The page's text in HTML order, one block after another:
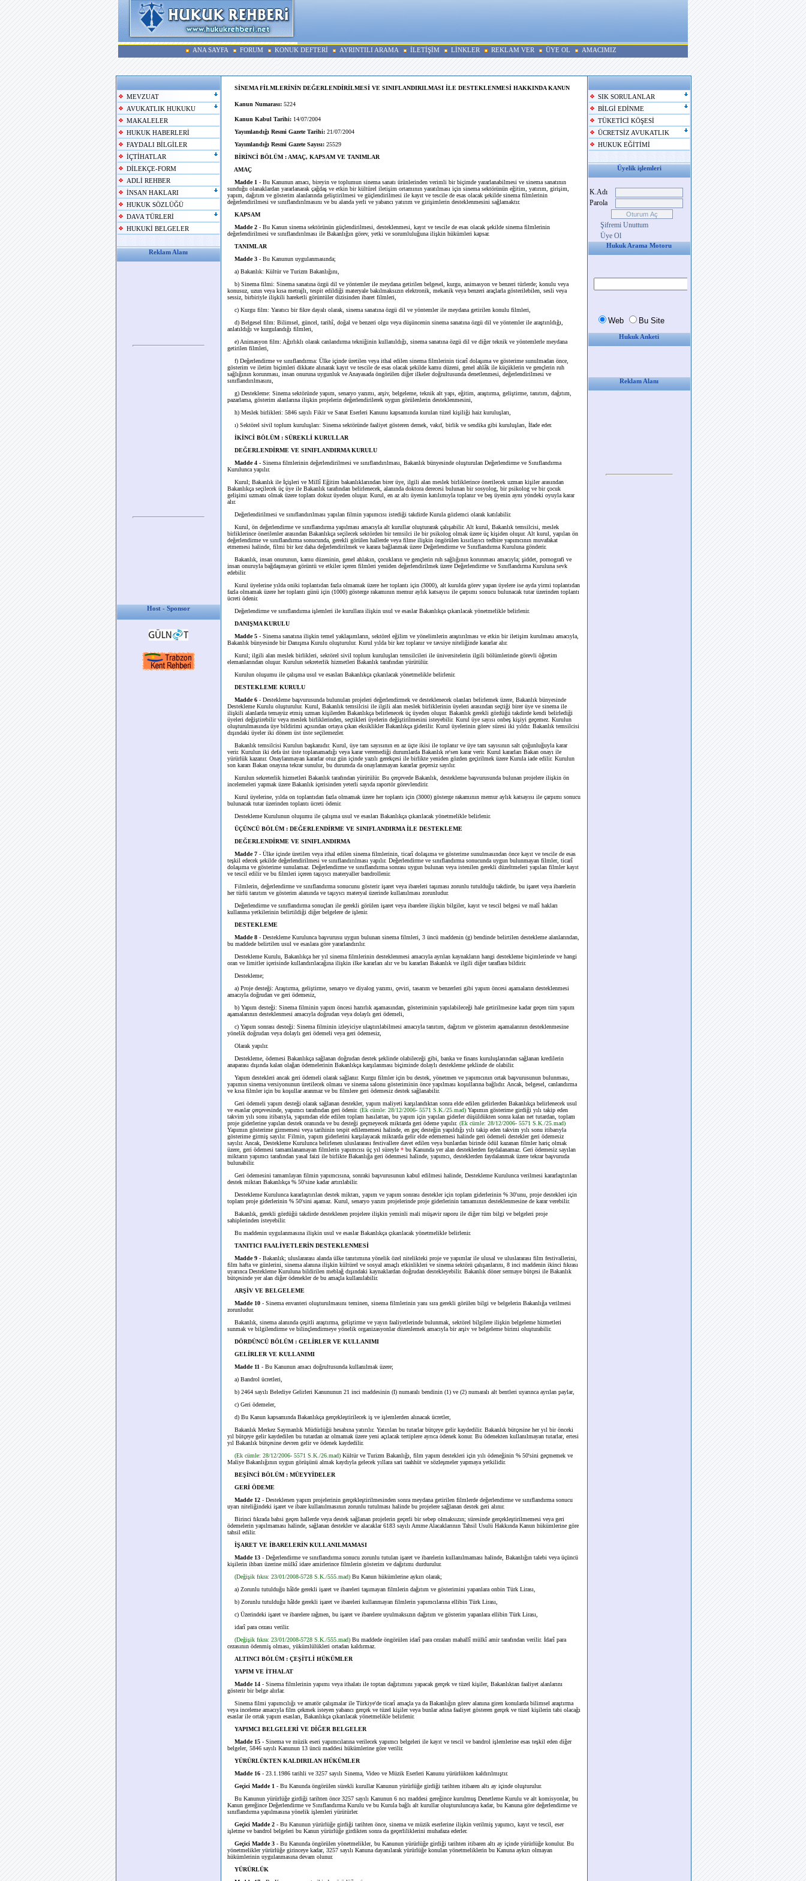
ANA SAYFA FORUM KONUK DEFTERİ AYRINTILI ARAMA İLETİŞİM LİNKLER REKLAM VER ÜYE OL AMACIMIZ
MEVZUAT
AVUKATLIK HUKUKU
MAKALELER
HUKUK HABERLERİ
FAYDALI BİLGİLER
İÇTİHATLAR
DİLEKÇE-FORM
ADLİ REHBER
İNSAN HAKLARI
HUKUK SÖZLÜĞÜ
DAVA TÜRLERİ
HUKUKİ BELGELER
Reklam Alanı
Host - Sponsor
SİNEMA FİLMLERİNİN DEĞERLENDİRİLMESİ VE SINIFLANDIRILMASI İLE DESTEKLENMESİ HAKKINDA KANUN
Kanun Numarası: 5224
Kanun Kabul Tarihi: 14/07/2004
Yayımlandığı Resmi Gazete Tarihi: 21/07/2004
Yayımlandığı Resmi Gazete Sayısı: 25529
BİRİNCİ BÖLÜM : AMAÇ, KAPSAM VE TANIMLAR
AMAÇ
Madde 1 - Bu Kanunun amacı, bireyin ve toplumun sinema sanatı ürünlerinden verimli bir biçimde yararlanabilmesi ve sinema sanatının
sunduğu olanaklardan yararlanarak çağdaş ve etkin bir kültürel iletişim ortamının yaratılması için sinema sektörünün eğitim, yatırım, girişim,
yapım, dağıtım ve gösterim alanlarında geliştirilmesi ve güçlendirilmesi ile kayıt ve tescile de esas olacak şekilde sinema filmlerinin
değerlendirilmesi ve sınıflandırılmasını ve bu alanda yerli ve yabancı yatırım ve girişimlerin desteklenmesini sağlamaktır.
KAPSAM
Madde 2 - Bu Kanun sinema sektörünün güçlendirilmesi, desteklenmesi, kayıt ve tescile de esas olacak şekilde sinema filmlerinin
değerlendirilmesi ve sınıflandırılması ile Bakanlığın görev, yetki ve sorumluluğuna ilişkin hükümleri kapsar.
TANIMLAR
Madde 3 - Bu Kanunun uygulanmasında;
a) Bakanlık: Kültür ve Turizm Bakanlığını,
b) Sinema filmi: Sinema sanatına özgü dil ve yöntemler ile meydana getirilen belgesel, kurgu, animasyon ve benzeri türlerde; konulu veya
konusuz, uzun veya kısa metrajlı, tespit edildiği materyale bakılmaksızın elektronik, mekanik veya benzeri araçlarla gösterilebilen, sesli veya
sessiz, birbiriyle ilişkili hareketli görüntüler dizisinden ibaret filmleri,
c) Kurgu film: Yaratıcı bir fikre dayalı olarak, sinema sanatına özgü dil ve yöntemler ile meydana getirilen konulu filmleri,
d) Belgesel film: Bilimsel, güncel, tarihî, doğal ve benzeri olgu veya düşüncenin sinema sanatına özgü dil ve yöntemler ile araştırıldığı,
anlatıldığı ve kurgulandığı filmleri,
e) Animasyon film: Ağırlıklı olarak canlandırma tekniğinin kullanıldığı, sinema sanatına özgü dil ve diğer teknik ve yöntemlerle meydana
getirilen filmleri,
f) Değerlendirme ve sınıflandırma: Ülke içinde üretilen veya ithal edilen sinema filmlerinin ticarî dolaşıma ve gösterime sunulmadan önce,
gösterim ve iletim biçimleri dikkate alınarak kayıt ve tescile de esas olacak şekilde kamu düzeni, genel ahlâk ile küçüklerin ve gençlerin ruh
sağlığının korunması, insan onuruna uygunluk ve Anayasada öngörülen diğer ilkeler doğrultusunda denetlenmesi, değerlendirilmesi ve
sınıflandırılmasını,
g) Destekleme: Sinema sektöründe yapım, senaryo yazımı, arşiv, belgeleme, teknik alt yapı, eğitim, araştırma, geliştirme, tanıtım, dağıtım,
pazarlama, gösterim alanlarına ilişkin projelerin değerlendirilerek uygun görülenlerin desteklenmesini,
h) Meslek birlikleri: 5846 sayılı Fikir ve Sanat Eserleri Kanunu kapsamında kurulan tüzel kişiliği haiz kuruluşları,
ı) Sektörel sivil toplum kuruluşları: Sinema sektöründe faaliyet gösteren dernek, vakıf, birlik ve sendika gibi kuruluşları, İfade eder.
İKİNCİ BÖLÜM : SÜREKLİ KURULLAR
DEĞERLENDİRME VE SINIFLANDIRMA KURULU
Madde 4 - Sinema filmlerinin değerlendirilmesi ve sınıflandırılması, Bakanlık bünyesinde oluşturulan Değerlendirme ve Sınıflandırma
Kurulunca yapılır.
Kurul; Bakanlık ile İçişleri ve Millî Eğitim bakanlıklarından birer üye, ilgili alan meslek birliklerince önerilecek uzman kişiler arasından
Bakanlıkça seçilecek üç üye ile Bakanlık tarafından belirlenecek, alanında doktora derecesi bulunan bir sosyolog, bir psikolog ve bir çocuk
gelişimi uzmanı olmak üzere toplam dokuz üyeden oluşur. Kurul, en az altı üyenin katılımıyla toplanır ve beş üyenin aynı yöndeki oyuyla karar
alır.
Değerlendirilmesi ve sınıflandırılması yapılan filmin yapımcısı istediği takdirde Kurula gözlemci olarak katılabilir.
Kurul, ön değerlendirme ve sınıflandırma yapılması amacıyla alt kurullar oluşturarak çalışabilir. Alt kurul, Bakanlık temsilcisi, meslek
birliklerince önerilenler arasından Bakanlıkça seçilecek sektörden bir temsilci ile bir psikolog olmak üzere üç kişiden oluşur. Alt kurul, yapılan ön
değerlendirme ve sınıflandırma sonucunda, gerekli görülen hallerde veya filme ilişkin öngörülen kısıtlayıcı tedbire yapımcının muvafakat
etmemesi halinde, filmi bir kez daha değerlendirilmek ve karara bağlanmak üzere Değerlendirme ve Sınıflandırma Kuruluna gönderir.
Bakanlık, insan onurunun, kamu düzeninin, genel ahlakın, çocukların ve gençlerin ruh sağlığının korunması amacıyla; şiddet, pornografi ve
insan onuruyla bağdaşmayan görüntü ve etkiler içeren filmleri yeniden değerlendirilmek üzere Değerlendirme ve Sınıflandırma Kuruluna sevk
edebilir.
Kurul üyelerine yılda oniki toplantıdan fazla olmamak üzere her toplantı için (3000), alt kurulda görev yapan üyelere ise ayda yirmi toplantıdan
fazla olmamak üzere her toplantı günü için (1000) gösterge rakamının memur aylık katsayısı ile çarpımı sonucu bulunacak tutar üzerinden toplantı
ücreti ödenir.
Değerlendirme ve sınıflandırma işlemleri ile kurullara ilişkin usul ve esaslar Bakanlıkça çıkarılacak yönetmelikle belirlenir.
DANIŞMA KURULU
Madde 5 - Sinema sanatına ilişkin temel yaklaşımların, sektörel eğilim ve yönelimlerin araştırılması ve etkin bir iletişim kurulması amacıyla,
Bakanlık bünyesinde bir Danışma Kurulu oluşturulur. Kurul yılda bir kez toplanır ve tavsiye niteliğinde kararlar alır.
Kurul; ilgili alan meslek birlikleri, sektörel sivil toplum kuruluşları temsilcileri ile üniversitelerin ilgili bölümlerinde görevli öğretim
elemanlarından oluşur. Kurulun sekreterlik hizmetleri Bakanlık tarafından yürütülür.
Kurulun oluşumu ile çalışma usul ve esasları Bakanlıkça çıkarılacak yönetmelikle belirlenir.
DESTEKLEME KURULU
Madde 6 - Destekleme başvurusunda bulunulan projeleri değerlendirmek ve desteklenecek olanları belirlemek üzere, Bakanlık bünyesinde
Destekleme Kurulu oluşturulur. Kurul, Bakanlık temsilcisi ile ilgili alan meslek birliklerinin üyeleri arasından seçtiği birer üye ve sinema ile
ilişkili alanlarda temayüz etmiş uzman kişilerden Bakanlıkça belirlenecek üç üyeden oluşur. Bakanlık gerekli gördüğü takdirde kendi belirlediği
üyeleri değiştirebilir veya meslek birliklerinden, seçtikleri üyelerin değiştirilmesini isteyebilir. Kurul üye sayısı onbeş kişiyi geçemez. Kurulun
oluşturulmasında üye bildirimi açısından ortaya çıkan eksiklikler Bakanlıkça giderilir. Kurul üyelerinin görev süresi iki yıldır. Bakanlık temsilcisi
dışındaki üyeler iki dönem üst üste seçilemezler.
Bakanlık temsilcisi Kurulun başkanıdır. Kurul, üye tam sayısının en az üçte ikisi ile toplanır ve üye tam sayısının salt çoğunluğuyla karar
verir. Kurulun iki defa üst üste toplanamadığı veya karar veremediği durumlarda Bakanlık re'sen karar verir. Kurul kararları Bakan onayı ile
yürürlük kazanır. Onaylanmayan kararlar otuz gün içinde yazılı gerekçesi ile birlikte yeniden gözden geçirilmek üzere Kurula iade edilir. Kurulun
son kararı Bakan onayına tekrar sunulur, bu durumda da onaylanmayan kararlar geçersiz sayılır.
Kurulun sekreterlik hizmetleri Bakanlık tarafından yürütülür. Bu çerçevede Bakanlık, destekleme başvurusunda bulunan projelere ilişkin ön
incelemeleri yapmak üzere Bakanlık içerisinden yeterli sayıda raportör görevlendirir.
Kurul üyelerine, yılda on toplantıdan fazla olmamak üzere her toplantı için (3000) gösterge rakamının memur aylık katsayısı ile çarpımı sonucu
bulunacak tutar üzerinden toplantı ücreti ödenir.
Destekleme Kurulunun oluşumu ile çalışma usul ve esasları Bakanlıkça çıkarılacak yönetmelikle belirlenir.
ÜÇÜNCÜ BÖLÜM : DEĞERLENDİRME VE SINIFLANDIRMA İLE DESTEKLEME
DEĞERLENDİRME VE SINIFLANDIRMA
Madde 7 - Ülke içinde üretilen veya ithal edilen sinema filmlerinin, ticarî dolaşıma ve gösterime sunulmasından önce kayıt ve tescile de esas
teşkil edecek şekilde değerlendirilmesi ve sınıflandırılması yapılır. Değerlendirme ve sınıflandırma sonucunda uygun bulunmayan filmler, ticarî
dolaşıma ve gösterime sunulamaz. Değerlendirme ve sınıflandırma sonrası uygun bulunan veya istenilen gerekli düzeltmeleri yapılan filmler kayıt
ve tescil edilir ve bu filmleri içeren taşıyıcı materyaller bandrollenir.
Filmlerin, değerlendirme ve sınıflandırma sonucunu gösterir işaret veya ibareleri taşıması zorunlu tutulduğu takdirde, bu işaret veya ibarelerin
her türlü tanıtım ve gösterim alanında ve taşıyıcı materyal üzerinde kullanılması zorunludur.
Değerlendirme ve sınıflandırma sonuçları ile gerekli görülen işaret veya ibarelere ilişkin bilgiler, kayıt ve tescil belgesi ve malî hakları
kullanma yetkilerinin belirtildiği diğer belgelere de işlenir.
DESTEKLEME
Madde 8 - Destekleme Kurulunca başvurusu uygun bulunan sinema filmleri, 3 üncü maddenin (g) bendinde belirtilen destekleme alanlarından,
bu maddede belirtilen usul ve esaslara göre yararlandırılır.
Destekleme Kurulu, Bakanlıkça her yıl sinema filmlerinin desteklenmesi amacıyla ayrılan kaynakların hangi destekleme biçimlerinde ve hangi
oran ve limitler içerisinde kullandırılacağına ilişkin ilke kararları alır ve bu kararları Bakanlık ve ilgili diğer taraflara bildirir.
Destekleme;
a) Proje desteği: Araştırma, geliştirme, senaryo ve diyalog yazımı, çeviri, tasarım ve benzerleri gibi yapım öncesi aşamaların desteklenmesi
amacıyla doğrudan ve geri ödemesiz,
b) Yapım desteği: Sinema filminin yapım öncesi hazırlık aşamasından, gösteriminin yapılabileceği hale getirilmesine kadar geçen tüm yapım
aşamalarının desteklenmesi amacıyla doğrudan veya dolaylı geri ödemeli,
c) Yapım sonrası desteği: Sinema filminin izleyiciye ulaştırılabilmesi amacıyla tanıtım, dağıtım ve gösterim aşamalarının desteklenmesine
yönelik doğrudan veya dolaylı geri ödemeli veya geri ödemesiz,
Olarak yapılır.
Destekleme, ödemesi Bakanlıkça sağlanan doğrudan destek şeklinde olabileceği gibi, banka ve finans kuruluşlarından sağlanan kredilerin
anaparası dışında kalan olağan ödemelerinin Bakanlıkça karşılanması biçiminde dolaylı destekleme şeklinde de olabilir.
Yapım destekleri ancak geri ödemeli olarak sağlanır. Kurgu filmler için bu destek, yönetmen ve yapımcının ortak başvurusunun bulunması,
yapımın sinema versiyonunun üretilecek olması ve sinema salonu gösteriminin önce yapılması koşullarına bağlıdır. Ancak, belgesel, canlandırma
ve kısa filmler için bu koşullar aranmaz ve bu filmlere geri ödemesiz destek sağlanabilir.
Geri ödemeli yapım desteği olarak sağlanan destekler, yapım maliyeti karşılandıktan sonra elde edilen gelirlerden Bakanlıkça belirlenecek usul
ve esaslar çerçevesinde, yapımcı tarafından geri ödenir. (Ek cümle: 28/12/2006- 5571 S.K./25.mad) Yapımın gösterime girdiği yılı takip eden
takvim yılı sonu itibarıyla, yapımdan elde edilen toplam hasılattan, bu yapım için yapılan giderler düşüldükten sonra kalan net tutardan, toplam
proje giderlerine yapılan destek oranında ve bu desteği geçmeyecek miktarda geri ödeme yapılır. (Ek cümle: 28/12/2006- 5571 S.K./25.mad)
Yapımın gösterime girmemesi veya tarihinin tespit edilememesi halinde, en geç desteğin yapıldığı yılı takip eden takvim yılı sonu itibarıyla
gösterime girmiş sayılır. Filmin, yapım giderlerini karşılayacak miktarda gelir elde edememesi halinde geri ödemeli destekler geri ödemesiz
sayılır. Ancak, Destekleme Kurulunca belirlenen uluslararası festivallere davet edilen veya bunlardan birinde ödül kazanan filmler hariç olmak
üzere, geri ödemesi tamamlanamayan filmlerin yapımcısı üç yıl süreyle * bu Kanunda yer alan desteklerden faydalanamaz. Geri ödemesiz sayılan
miktarın yapımcı tarafından yasal faizi ile birlikte Bakanlığa geri ödenmesi halinde, yapımcı, desteklerden faydalanmak üzere tekrar başvuruda
bulunabilir.
Geri ödemesini tamamlayan filmin yapımcısına, sonraki başvurusunun kabul edilmesi halinde, Destekleme Kurulunca verilmesi kararlaştırılan
destek miktarı Bakanlıkça % 50'sine kadar artırılabilir.
Destekleme Kurulunca kararlaştırılan destek miktarı, yapım ve yapım sonrası destekler için toplam giderlerinin % 30'unu, proje destekleri için
toplam proje giderlerinin % 50'sini aşamaz. Kurul, senaryo yazım projelerinde proje giderlerinin tamamının desteklenmesine de karar verebilir.
Bakanlık, gerekli gördüğü takdirde desteklenen projelere ilişkin yeminli mali müşavir raporu ile diğer tüm bilgi ve belgeleri proje
sahiplerinden isteyebilir.
Bu maddenin uygulanmasına ilişkin usul ve esaslar Bakanlıkça çıkarılacak yönetmelikle belirlenir.
TANITICI FAALİYETLERİN DESTEKLENMESİ
Madde 9 - Bakanlık; uluslararası alanda ülke tanıtımına yönelik özel nitelikteki proje ve yapımlar ile ulusal ve uluslararası film festivallerini,
film hafta ve günlerini, sinema alanına ilişkin kültürel ve sosyal amaçlı etkinlikleri ve sinema sektörü çalışanlarını, 8 inci maddenin ikinci fıkrası
uyarınca Destekleme Kuruluna bildirilen meblağ dışındaki kaynaklardan doğrudan destekleyebilir. Bakanlık döner sermaye bütçesi ile Bakanlık
bütçesinde yer alan diğer ödenekler de bu amaçla kullanılabilir.
ARŞİV VE BELGELEME
Madde 10 - Sinema envanteri oluşturulmasını teminen, sinema filmlerinin yanı sıra gerekli görülen bilgi ve belgelerin Bakanlığa verilmesi
zorunludur.
Bakanlık, sinema alanında çeşitli araştırma, geliştirme ve yayın faaliyetlerinde bulunmak, sektörel bilgilere ilişkin belgeleme hizmetleri
sunmak ve bilgilendirme ve bilinçlendirmeye yönelik organizasyonlar düzenlemek amacıyla bir arşiv ve belgeleme birimi oluşturabilir.
DÖRDÜNCÜ BÖLÜM : GELİRLER VE KULLANIMI
GELİRLER VE KULLANIMI
Madde 11 - Bu Kanunun amacı doğrultusunda kullanılmak üzere;
a) Bandrol ücretleri,
b) 2464 sayılı Belediye Gelirleri Kanununun 21 inci maddesinin (I) numaralı bendinin (1) ve (2) numaralı alt bentleri uyarınca ayrılan paylar,
c) Geri ödemeler,
d) Bu Kanun kapsamında Bakanlıkça gerçekleştirilecek iş ve işlemlerden alınacak ücretler,
Bakanlık Merkez Saymanlık Müdürlüğü hesabına yatırılır. Yatırılan bu tutarlar bütçeye gelir kaydedilir. Bakanlık bütçesine her yıl bir önceki
yıl bütçeye gelir kaydedilen bu tutardan az olmamak üzere yeni açılacak tertiplere ayrıca ödenek konur. Bu ödenekten kullanılmayan tutarlar, ertesi
yıl Bakanlık bütçesine devren gelir ve ödenek kaydedilir.
(Ek cümle: 28/12/2006- 5571 S.K./26.mad) Kültür ve Turizm Bakanlığı, film yapım destekleri için yılı ödeneğinin % 50'sini geçmemek ve
Maliye Bakanlığının uygun görüşünü almak kaydıyla gelecek yıllara sari taahhüt ve sözleşmeler yapmaya yetkilidir.
BEŞİNCİ BÖLÜM : MÜEYYİDELER
GERİ ÖDEME
Madde 12 - Desteklenen yapım projelerinin gerçekleştirilmesinden sonra meydana getirilen filmlerde değerlendirme ve sınıflandırma sonucu
uyarı niteliğindeki işaret ve ibare kullanılmasının zorunlu tutulması halinde bu projelere sağlanan destek geri alınır.
Birinci fıkrada bahsi geçen hallerde veya destek sağlanan projelerin geçerli bir sebep olmaksızın; süresinde gerçekleştirilmemesi veya geri
ödemelerin yapılmaması halinde, sağlanan destekler ve alacaklar 6183 sayılı Amme Alacaklarının Tahsil Usulü Hakkında Kanun hükümlerine göre
tahsil edilir.
İŞARET VE İBARELERİN KULLANILMAMASI
Madde 13 - Değerlendirme ve sınıflandırma sonucu zorunlu tutulan işaret ve ibarelerin kullanılmaması halinde, Bakanlığın talebi veya üçüncü
kişilerin ihbarı üzerine mülkî idare amirlerince filmlerin gösterim ve dağıtımı durdurulur.
(Değişik fıkra: 23/01/2008-5728 S.K./555.mad) Bu Kanun hükümlerine aykırı olarak;
a) Zorunlu tutulduğu hâlde gerekli işaret ve ibareleri taşımayan filmlerin dağıtım ve gösterimini yapanlara onbin Türk Lirası,
b) Zorunlu tutulduğu hâlde gerekli işaret ve ibareleri kullanmayan filmlerin yapımcılarına ellibin Türk Lirası,
c) Üzerindeki işaret ve ibarelere rağmen, bu işaret ve ibarelere uyulmaksızın dağıtım ve gösterim yapanlara ellibin Türk Lirası,
idarî para cezası verilir.
(Değişik fıkra: 23/01/2008-5728 S.K./555.mad) Bu maddede öngörülen idarî para cezaları mahallî mülkî amir tarafından verilir. İdarî para
cezasının ödenmiş olması, yükümlülükleri ortadan kaldırmaz.
ALTINCI BÖLÜM : ÇEŞİTLİ HÜKÜMLER
YAPIM VE İTHALAT
Madde 14 - Sinema filmlerinin yapımı veya ithalatı ile toptan dağıtımını yapacak gerçek ve tüzel kişiler, Bakanlıktan faaliyet alanlarını
gösterir bir belge alırlar.
Sinema filmi yapımcılığı ve amatör çalışmalar ile Türkiye'de ticarî amaçla ya da Bakanlığın görev alanına giren konularda bilimsel araştırma
veya inceleme amacıyla film çekmek isteyen yabancı gerçek ve tüzel kişiler veya bunlar adına faaliyet gösteren gerçek ve tüzel kişilerin tabi olacağı
esaslar ile ortak yapım esasları, Bakanlıkça çıkarılacak yönetmelikle belirlenir.
YAPIMCI BELGELERİ VE DİĞER BELGELER
Madde 15 - Sinema ve müzik eseri yapımcılarına verilecek yapımcı belgeleri ile kayıt ve tescil ve bandrol işlemlerine esas teşkil eden diğer
belgeler, 5846 sayılı Kanunun 13 üncü maddesi hükümlerine göre verilir.
YÜRÜRLÜKTEN KALDIRILAN HÜKÜMLER
Madde 16 - 23.1.1986 tarihli ve 3257 sayılı Sinema, Video ve Müzik Eserleri Kanunu yürürlükten kaldırılmıştır.
Geçici Madde 1 - Bu Kanunda öngörülen sürekli kurullar Kanunun yürürlüğe girdiği tarihten itibaren altı ay içinde oluşturulur.
Bu Kanunun yürürlüğe girdiği tarihten önce 3257 sayılı Kanunun 6 ncı maddesi gereğince kurulmuş Denetleme Kurulu ve alt komisyonlar, bu
Kanun gereğince Değerlendirme ve Sınıflandırma Kurulu ve bu Kurula bağlı alt kurullar oluşturuluncaya kadar, bu Kanuna göre değerlendirme ve
sınıflandırma yapılmasına yönelik işlemleri yürütürler.
Geçici Madde 2 - Bu Kanunun yürürlüğe girdiği tarihten önce, sinema ve müzik eserlerine ilişkin verilmiş yapımcı, kayıt ve tescil, eser
işletme ve bandrol belgeleri bu Kanun yürürlüğe girdikten sonra da geçerliliklerini muhafaza ederler.
Geçici Madde 3 - Bu Kanunda öngörülen yönetmelikler, bu Kanunun yürürlüğe girdiği tarihten itibaren altı ay içinde yürürlüğe konulur. Bu
yönetmelikler yürürlüğe girinceye kadar, 3257 sayılı Kanuna dayanılarak yürürlüğe konulan yönetmeliklerin bu Kanuna aykırı olmayan
hükümlerinin uygulanmasına devam olunur.
YÜRÜRLÜK
SIK SORULANLAR
BİLGİ EDİNME
TÜKETİCİ KÖŞESİ
ÜCRETSİZ AVUKATLIK
HUKUK EĞİTİMİ
Üyelik işlemleri
K.Adı
Parola
Şifremi Unuttum
Üye Ol
Hukuk Arama Motoru
Hukuk Anketi
Reklam Alanı